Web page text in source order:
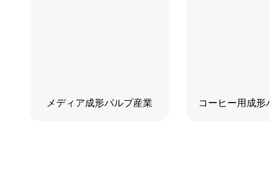
メディア成形パルプ産業 コーヒー用成形